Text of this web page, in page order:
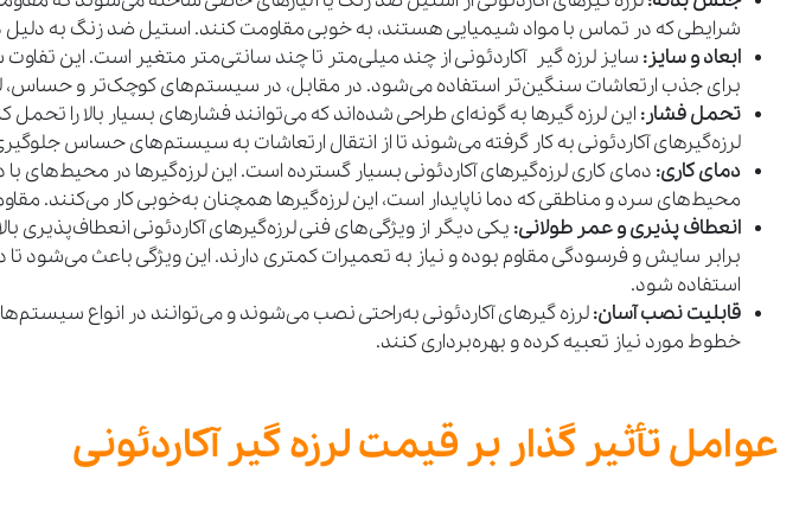
شرایطی که در تماس با مواد شیمیایی هستند، به خوبی مقاومت کنند. استیل ضد زنگ به دلیل
ابعاد و سایز: سایز لرزه‌ گیر آکاردئونی از چند میلی‌متر تا چند سانتی‌متر متغیر است. این تفاوت
برای جذب ارتعاشات سنگین‌تر استفاده می‌شود. در مقابل، در سیستم‌های کوچک‌تر و حساس،
تحمل فشار: این لرزه‌ گیرها به‌ گونه‌ای طراحی شده‌اند که می‌توانند فشارهای بسیار بالا را
لرزه‌گیرهای آکاردئونی به کار گرفته می‌شوند تا از انتقال ارتعاشات به سیستم‌های حساس
دمای کاری: دمای کاری لرزه‌گیرهای آکاردئونی بسیار گسترده است. این لرزه‌گیرها در محیط‌های
محیط‌های سرد و مناطقی که دما ناپایدار است، این لرزه‌گیرها همچنان به‌خوبی کار می‌کنند.
انعطاف پذیری و عمر طولانی: یکی دیگر از ویژگی‌های فنی لرزه‌گیرهای آکاردئونی انعطاف‌پذیری
برابر سایش و فرسودگی مقاوم بوده و نیاز به تعمیرات کمتری دارند. این ویژگی باعث می‌شود تا
استفاده شود.
قابلیت نصب آسان:لرزه‌ گیرهای آکاردئونی به‌راحتی نصب می‌شوند و می‌توانند در انواع
خطوط مورد نیاز تعبیه کرده و بهره‌برداری کنند.
عوامل تأثیر گذار بر قیمت لرزه‌ گیر آکاردئونی